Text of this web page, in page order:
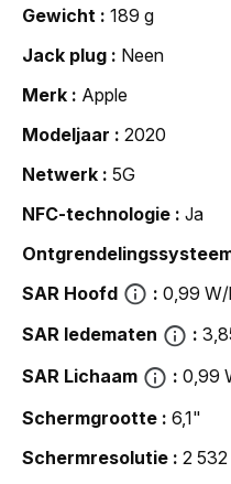
Gewicht
189 g
Jack plug
Neen
Merk
Apple
Modeljaar
2020
Netwerk
5G
NFC-technologie
Ja
SAR Hoofd
0,99
SAR ledematen
SAR Lichaam
0,99
Schermgrootte
6,1"
Schermresolutie
2 532